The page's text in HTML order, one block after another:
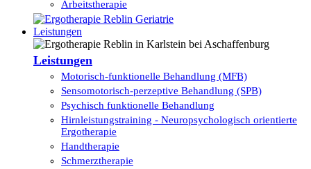
Arbeitstherapie
Leistungen
Leistungen
Motorisch-funktionelle Behandlung (MFB)
Sensomotorisch-perzeptive Behandlung (SPB)
Psychisch funktionelle Behandlung
Hirnleistungstraining - Neuropsychologisch orientierte
Ergotherapie
Handtherapie
Schmerztherapie